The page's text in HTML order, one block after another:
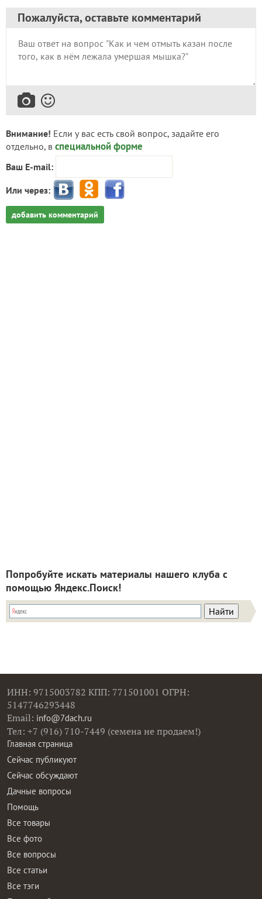
Пожалуйста, оставьте комментарий
Внимание! Если у вас есть свой вопрос, задайте его
отдельно, в специальной форме
Ваш E-mail:
Или через:
добавить комментарий
Попробуйте искать материалы нашего клуба с
помощью Яндекс.Поиск!
ИНН: 9715003782 КПП: 771501001 ОГРН:
5147746293448
Email: info@7dach.ru
Тел: +7 (916) 710-7449 (семена не продаем!)
Главная страница
Сейчас публикуют
Сейчас обсуждают
Дачные вопросы
Помощь
Все товары
Все фото
Все вопросы
Все статьи
Все тэги